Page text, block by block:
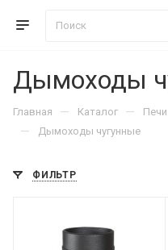
Дымоходы
Главная — Каталог — Печи
— Дымоходы чугунные
ФИЛЬТР